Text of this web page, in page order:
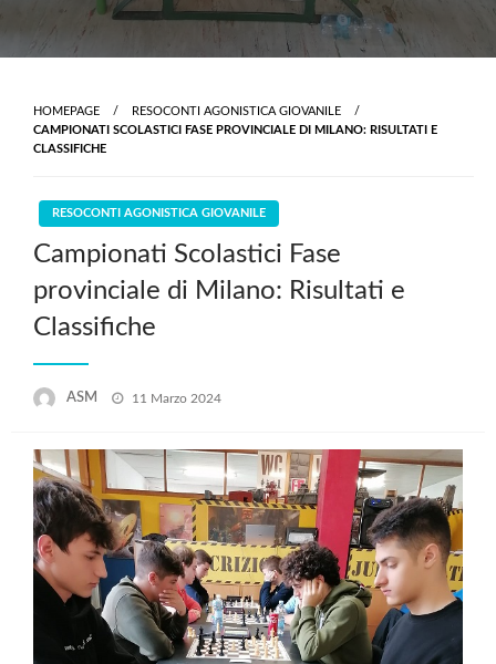
HOMEPAGE
RESOCONTI AGONISTICA GIOVANILE
CAMPIONATI SCOLASTICI FASE PROVINCIALE DI MILANO: RISULTATI E
CLASSIFICHE
RESOCONTI AGONISTICA GIOVANILE
Campionati Scolastici Fase
provinciale di Milano: Risultati e
Classifiche
ASM
Posted
11 Marzo 2024